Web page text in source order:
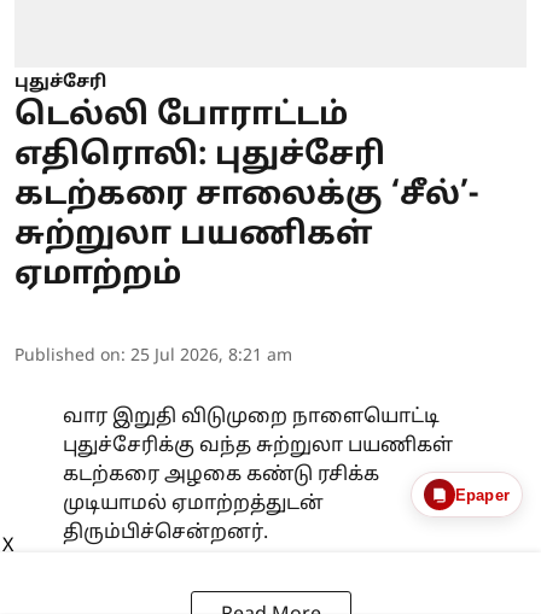
புதுச்சேரி
டெல்லி போராட்டம்
எதிரொலி: புதுச்சேரி
கடற்கரை சாலைக்கு ‘சீல்’-
சுற்றுலா பயணிகள்
ஏமாற்றம்
Published on: 25 Jul 2026, 8:21 am
வார இறுதி விடுமுறை நாளையொட்டி
புதுச்சேரிக்கு வந்த சுற்றுலா பயணிகள்
கடற்கரை அழகை கண்டு ரசிக்க
முடியாமல் ஏமாற்றத்துடன்
திரும்பிச்சென்றனர்.
Epaper
X